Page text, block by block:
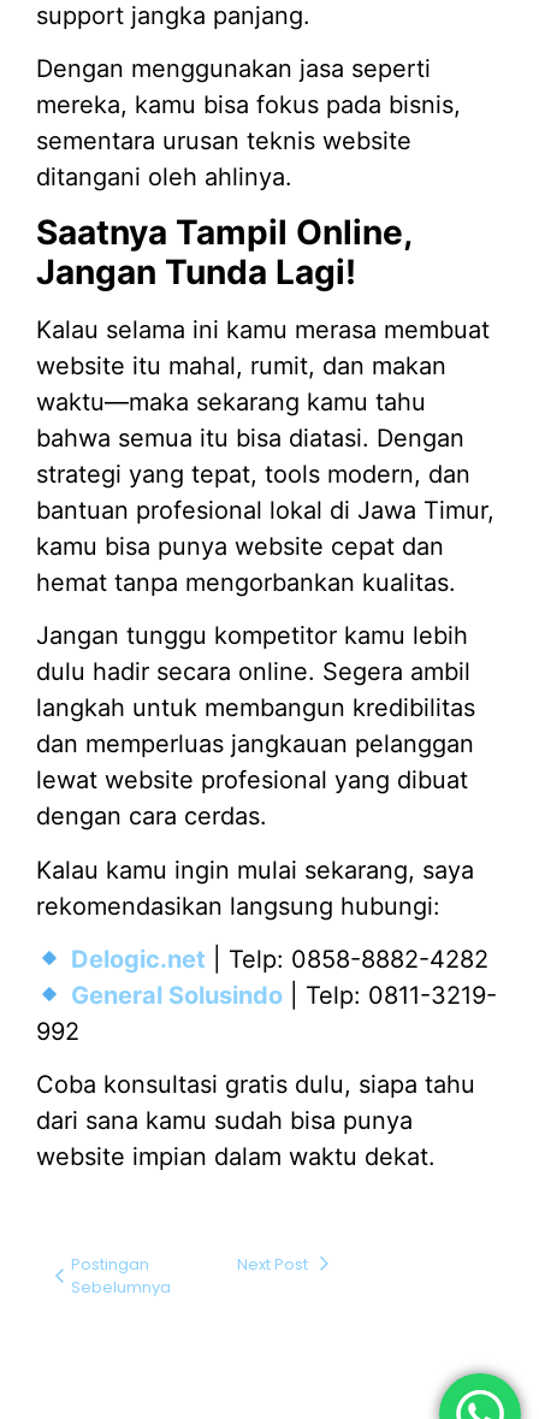
support jangka panjang.
Dengan menggunakan jasa seperti
mereka, kamu bisa fokus pada bisnis,
sementara urusan teknis website
ditangani oleh ahlinya.
Saatnya Tampil Online,
Jangan Tunda Lagi!
Kalau selama ini kamu merasa membuat
website itu mahal, rumit, dan makan
waktu—maka sekarang kamu tahu
bahwa semua itu bisa diatasi. Dengan
strategi yang tepat, tools modern, dan
bantuan profesional lokal di Jawa Timur,
kamu bisa punya website cepat dan
hemat tanpa mengorbankan kualitas.
Jangan tunggu kompetitor kamu lebih
dulu hadir secara online. Segera ambil
langkah untuk membangun kredibilitas
dan memperluas jangkauan pelanggan
lewat website profesional yang dibuat
dengan cara cerdas.
Kalau kamu ingin mulai sekarang, saya
rekomendasikan langsung hubungi:
Delogic.net | Telp: 0858-8882-4282
General Solusindo| Telp: 0811-3219-
992
Coba konsultasi gratis dulu, siapa tahu
dari sana kamu sudah bisa punya
website impian dalam waktu dekat.
Postingan
Sebelumnya
Next Post